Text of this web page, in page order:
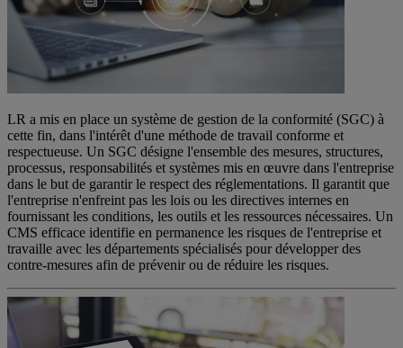
LR a mis en place un système de gestion de la conformité (SGC) à
cette fin, dans l'intérêt d'une méthode de travail conforme et
respectueuse. Un SGC désigne l'ensemble des mesures, structures,
processus, responsabilités et systèmes mis en œuvre dans l'entreprise
dans le but de garantir le respect des réglementations. Il garantit que
l'entreprise n'enfreint pas les lois ou les directives internes en
fournissant les conditions, les outils et les ressources nécessaires. Un
CMS efficace identifie en permanence les risques de l'entreprise et
travaille avec les départements spécialisés pour développer des
contre-mesures afin de prévenir ou de réduire les risques.